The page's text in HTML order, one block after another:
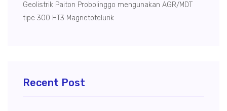
Geolistrik Paiton Probolinggo mengunakan AGR/MDT
tipe 300 HT3 Magnetotelurik
Recent Post